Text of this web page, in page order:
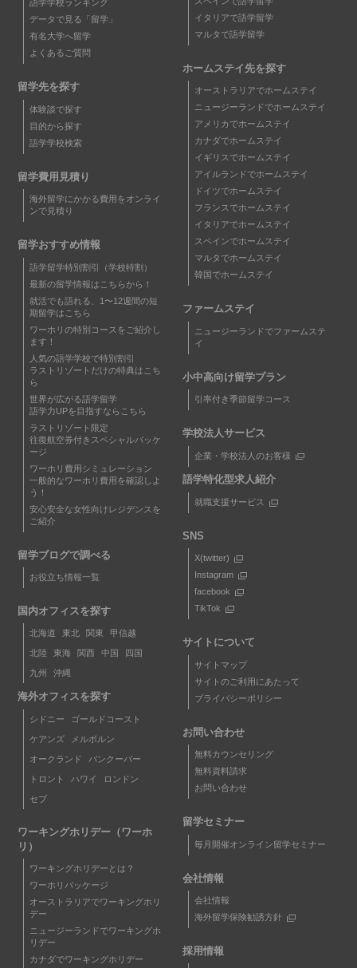
語学学校ランキング
データで見る「留学」
有名大学へ留学
よくあるご質問
留学先を探す
体験談で探す
目的から探す
語学学校検索
留学費用見積り
海外留学にかかる費用をオンライ
ンで見積り
留学おすすめ情報
語学留学特別割引（学校特割）
最新の留学情報はこちらから！
就活でも語れる、1〜12週間の短
期留学はこちら
ワーホリの特別コースをご紹介し
ます！
人気の語学学校で特別割引
ラストリゾートだけの特典はこち
ら
世界が広がる語学留学
語学力UPを目指すならこちら
ラストリゾート限定
往復航空券付きスペシャルパッケ
ージ
ワーホリ費用シミュレーション
一般的なワーホリ費用を確認しよ
う！
安心安全な女性向けレジデンスを
ご紹介
留学ブログで調べる
お役立ち情報一覧
国内オフィスを探す
北海道 東北 関東 甲信越
北陸 東海 関西 中国 四国
九州 沖縄
海外オフィスを探す
シドニー ゴールドコースト
ケアンズ メルボルン
オークランド バンクーバー
トロント ハワイ ロンドン
セブ
ワーキングホリデー（ワーホ
リ）
ワーキングホリデーとは？
ワーホリパッケージ
オーストラリアでワーキングホリ
デー
ニュージーランドでワーキングホ
リデー
カナダでワーキングホリデー
イタリアで語学留学
マルタで語学留学
ホームステイ先を探す
オーストラリアでホームステイ
ニュージーランドでホームステイ
アメリカでホームステイ
カナダでホームステイ
イギリスでホームステイ
アイルランドでホームステイ
ドイツでホームステイ
フランスでホームステイ
イタリアでホームステイ
スペインでホームステイ
マルタでホームステイ
韓国でホームステイ
ファームステイ
ニュージーランドでファームステ
イ
小中高向け留学プラン
引率付き季節留学コース
学校法人サービス
企業・学校法人のお客様
語学特化型求人紹介
就職支援サービス
SNS
X(twitter)
Instagram
facebook
TikTok
サイトについて
サイトマップ
サイトのご利用にあたって
プライバシーポリシー
お問い合わせ
無料カウンセリング
無料資料請求
お問い合わせ
留学セミナー
毎月開催オンライン留学セミナー
会社情報
会社情報
海外留学保険勧誘方針
採用情報